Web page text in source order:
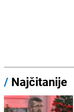
/ Najčitanije